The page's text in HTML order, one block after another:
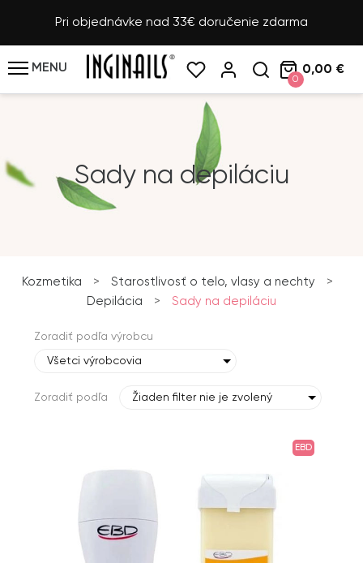
Pri objednávke nad 33€ doručenie zdarma
MENU
0
0,00 €
Sady na depiláciu
Kozmetika > Starostlivosť o telo, vlasy a nechty
>
Depilácia
> Sady na depiláciu
Zoradiť podľa výrobcu
Všetci výrobcovia
Zoradiť podľa Žiaden filter nie je zvolený
EBD